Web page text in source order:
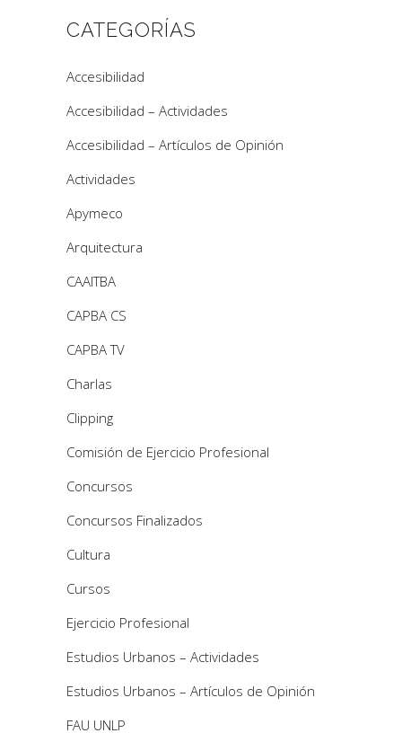
CATEGORÍAS
Accesibilidad
Accesibilidad – Actividades
Accesibilidad – Artículos de Opinión
Actividades
Apymeco
Arquitectura
CAAITBA
CAPBA CS
CAPBA TV
Charlas
Clipping
Comisión de Ejercicio Profesional
Concursos
Concursos Finalizados
Cultura
Cursos
Ejercicio Profesional
Estudios Urbanos – Actividades
Estudios Urbanos – Artículos de Opinión
FAU UNLP